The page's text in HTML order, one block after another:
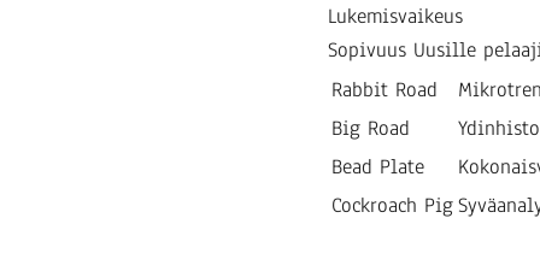
Lukemisvaikeus
Sopivuus Uusille
Rabbit Road
Big Road
Bead Plate
Cockroach Pig